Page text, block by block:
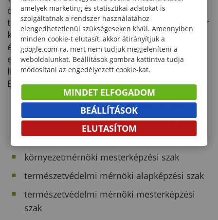
okleveles környezettudományi és 2003-tól
természetvédelmi mérnöki szakkal is bővült a Kar
képzési kínálata. 2005 őszén a környezetmérnöki
és a 2006 őszén az összes többi szakon az
európai oktatásharmonizációnak megfelelően új
lineáris kétciklusú képzés került bevezetésre az
Erdőmérnöki Karon:
erdőmérnöki mesterképzési szak (osztatlan)
földmérő és földrendező alapképzési szak
környezetmérnöki alapképzési szak
környezetmérnöki mesterképzési szak
természetvédelmi mérnöki alapképzési szak
természetvédelmi mérnöki mesterképzési
szak
amelyek marketing és statisztikai adatokat is
szolgáltatnak a rendszer használatához
elengedhetetlenül szükségeseken kívül. Amennyiben
minden cookie-t elutasít, akkor átirányítjuk a
google.com-ra, mert nem tudjuk megjeleníteni a
weboldalunkat. Beállítások gombra kattintva tudja
módosítani az engedélyezett cookie-kat.
MINDET ELFOGADOM
BEÁLLÍTÁSOK
ELUTASÍTOM